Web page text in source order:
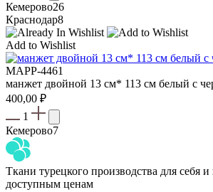
Кемерово26
Краснодар8
Add to Wishlist
MAPP-4461
манжет двойной 13 см* 113 см белый с
400,00 ₽
1
Кемерово7
Ткани турецкого производства для себя
доступным ценам